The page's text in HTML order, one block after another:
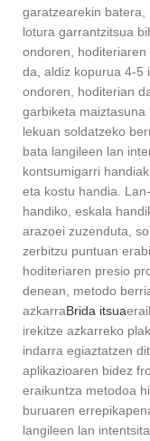
garatzearekin batera,
lotura garrantzitsua
ondoren,
da, aldiz kopurua 4-5
ondoren, hoditerian
garbiketa
lekuan soldatzeko
bata langileen lan
kontsumigarri
eta kostu handia.
handiko, eskala
arazoei zuzenduta,
zerbitzu puntuan
hoditeriaren presio
denean, metodo
azkarraBrida itsua
irekitze azkarreko
indarra egiaztatzen
aplikazioaren bidez
eraikuntza metodoa
buruaren
langileen lan